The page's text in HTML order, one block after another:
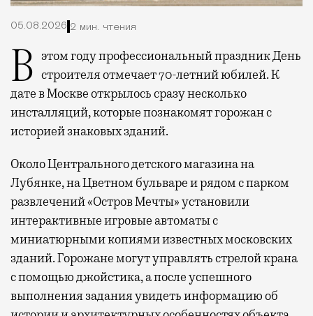
05.08.2026 2 мин. чтения
В этом году профессиональный праздник День строителя отмечает 70-летний юбилей. К
дате в Москве открылось сразу несколько
инсталляций, которые познакомят горожан с
историей знаковых зданий.
Около Центрального детского магазина на
Лубянке, на Цветном бульваре и рядом с парком
развлечений «Остров Мечты» установили
интерактивные игровые автоматы с
миниатюрными копиями известных московских
зданий. Горожане могут управлять стрелой крана
с помощью джойстика, а после успешного
выполнения задания увидеть информацию об